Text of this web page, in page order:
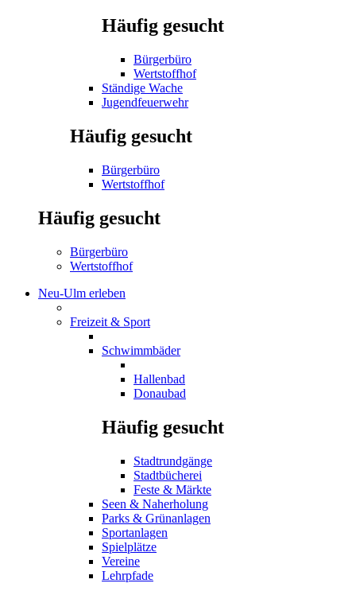
Häufig gesucht
Bürgerbüro
Wertstoffhof
Ständige Wache
Jugendfeuerwehr
Häufig gesucht
Bürgerbüro
Wertstoffhof
Häufig gesucht
Bürgerbüro
Wertstoffhof
Neu-Ulm erleben
Freizeit & Sport
Schwimmbäder
Hallenbad
Donaubad
Häufig gesucht
Stadtrundgänge
Stadtbücherei
Feste & Märkte
Seen & Naherholung
Parks & Grünanlagen
Sportanlagen
Spielplätze
Vereine
Lehrpfade